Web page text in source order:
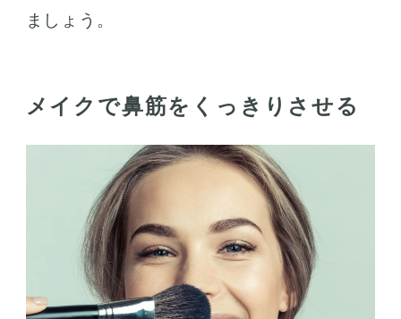
ましょう。
メイクで鼻筋をくっきりさせる